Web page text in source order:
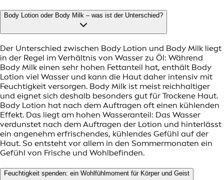
Body Lotion oder Body Milk – was ist der Unterschied?
Der Unterschied zwischen Body Lotion und Body Milk liegt
in der Regel im Verhältnis von Wasser zu Öl: Während
Body Milk einen sehr hohen Fettanteil hat, enthält Body
Lotion viel Wasser und kann die Haut daher intensiv mit
Feuchtigkeit versorgen. Body Milk ist meist reichhaltiger
und eignet sich deshalb besonders gut für Trockene Haut.
Body Lotion hat nach dem Auftragen oft einen kühlenden
Effekt. Das liegt am hohen Wasseranteil: Das Wasser
verdunstet nach dem Auftragen der Lotion und hinterlässt
ein angenehm erfrischendes, kühlendes Gefühl auf der
Haut. So entsteht vor allem in den Sommermonaten ein
Gefühl von Frische und Wohlbefinden.
Feuchtigkeit spenden: ein Wohlfühlmoment für Körper und Geist